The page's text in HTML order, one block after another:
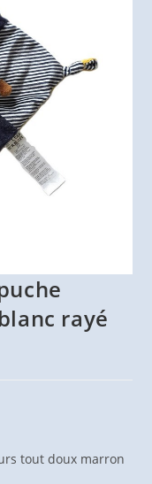
rayé
tout doux marron